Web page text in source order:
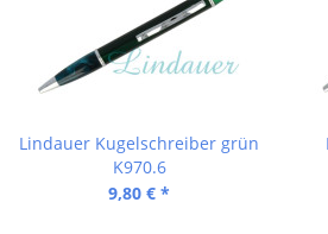
Lindauer Kugelschreiber grün
K970.6
9,80 € *